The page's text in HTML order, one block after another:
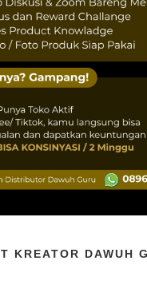
KREATOR DAWUH